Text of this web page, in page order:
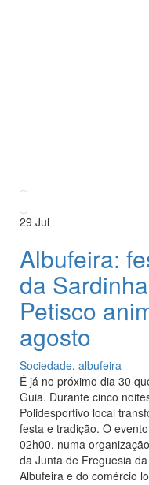
29 Jul
Albufeira:
da
Petisco
agosto
Sociedade, albufeira
É já no próximo dia 30
Guia. Durante cinco
Polidesportivo local
festa e tradição. O
02h00, numa
da Junta de Freguesia
Albufeira e do comércio